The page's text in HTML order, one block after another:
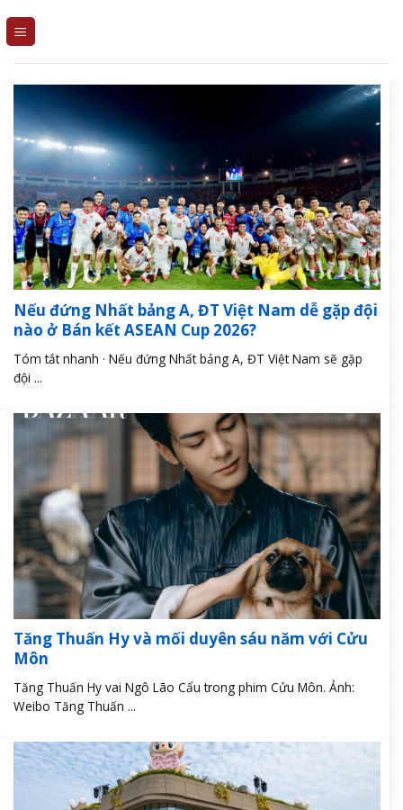
Nếu đứng Nhất bảng A, ĐT Việt Nam dễ gặp đội
nào ở Bán kết ASEAN Cup 2026?
Tóm tắt nhanh · Nếu đứng Nhất bảng A, ĐT Việt Nam sẽ gặp
đội ...
Tăng Thuấn Hy và mối duyên sáu năm với Cửu
Môn
Tăng Thuấn Hy vai Ngô Lão Cẩu trong phim Cửu Môn. Ảnh:
Weibo Tăng Thuấn ...